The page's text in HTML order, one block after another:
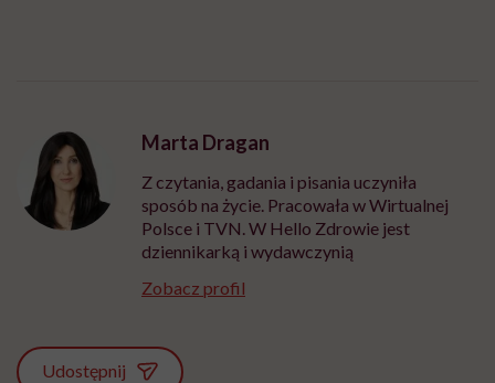
Marta Dragan
Z czytania, gadania i pisania uczyniła
sposób na życie. Pracowała w Wirtualnej
Polsce i TVN. W Hello Zdrowie jest
dziennikarką i wydawczynią
Zobacz profil
Udostępnij